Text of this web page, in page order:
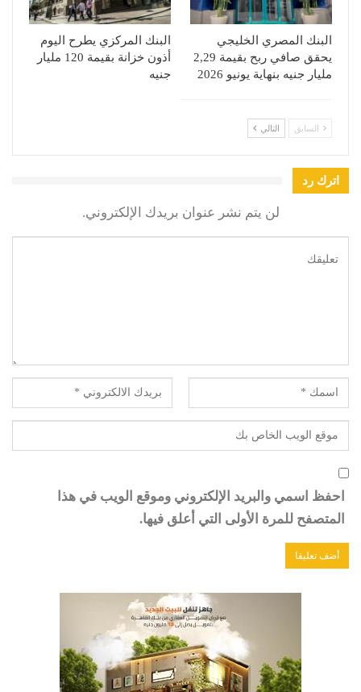
البنك المصري الخليجي
يحقق صافي ربح بقيمة 2,29
مليار جنيه بنهاية يونيو 2026
البنك المركزي يطرح اليوم
أذون خزانة بقيمة 120 مليار
جنيه
السابق التالي
اترك رد
لن يتم نشر عنوان بريدك الإلكتروني.
احفظ اسمي والبريد الإلكتروني وموقع الويب في هذا
المتصفح للمرة الأولى التي أعلق فيها.